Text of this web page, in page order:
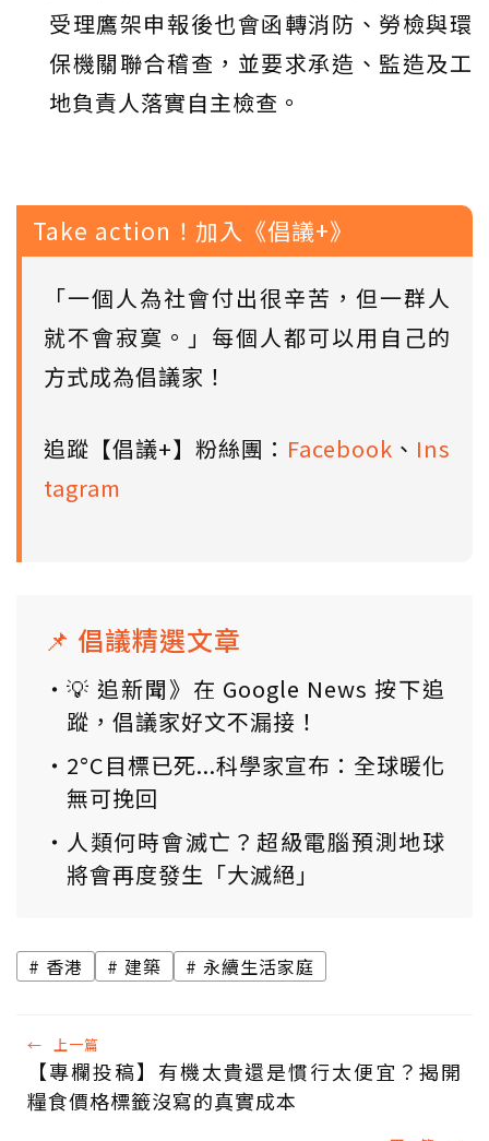
受理鷹架申報後也會函轉消防、勞檢與環
保機關聯合稽查，並要求承造、監造及工
地負責人落實自主檢查。
Take action！加入《倡議+》
「一個人為社會付出很辛苦，但一群人
就不會寂寞。」每個人都可以用自己的
方式成為倡議家！
追蹤【倡議+】粉絲團： Facebook 、 Ins
tagram
📌 倡議精選文章
💡 追新聞》在 Google News 按下追
蹤，倡議家好文不漏接！
2°C目標已死...科學家宣布：全球暖化
無可挽回
人類何時會滅亡？超級電腦預測地球
將會再度發生「大滅絕」
香港 建築 永續生活家庭
← 上一篇
【專欄投稿】有機太貴還是慣行太便宜？揭開
糧食價格標籤沒寫的真實成本